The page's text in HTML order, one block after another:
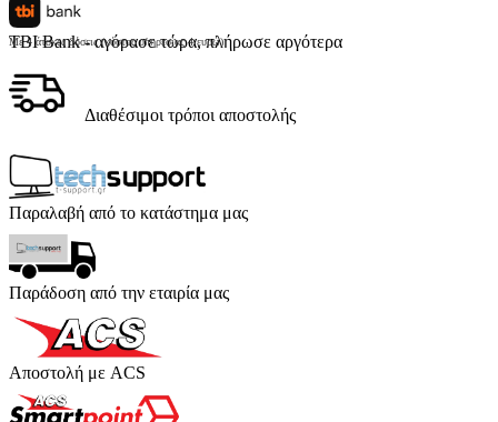
TBI Bank - αγόρασε τώρα, πλήρωσε αργότερα
Με 4 άτοκες δόσεις (κόστος υπηρεσίας 4 ευρώ)
Διαθέσιμοι τρόποι αποστολής
Παραλαβή από το κατάστημα μας
Παράδοση από την εταιρία μας
Αποστολή με ACS